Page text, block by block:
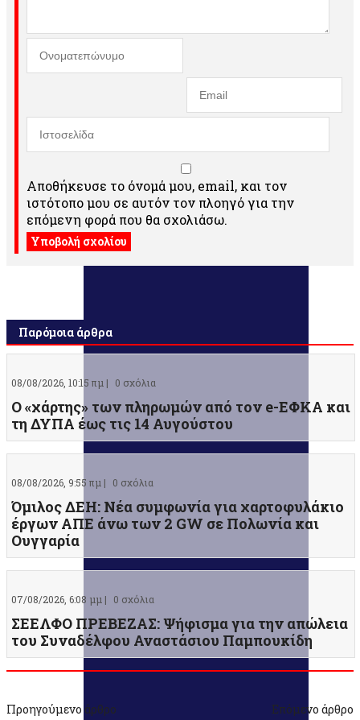
Αποθήκευσε το όνομά μου, email, και τον
ιστότοπο μου σε αυτόν τον πλοηγό για την
επόμενη φορά που θα σχολιάσω.
Παρόμοια άρθρα
08/08/2026, 10:15 πμ | 0 σχόλια
Ο «χάρτης» των πληρωμών από τον e-ΕΦΚΑ και
τη ΔΥΠΑ έως τις 14 Αυγούστου
08/08/2026, 9:55 πμ | 0 σχόλια
Όμιλος ΔΕΗ: Νέα συμφωνία για χαρτοφυλάκιο
έργων ΑΠΕ άνω των 2 GW σε Πολωνία και
Ουγγαρία
07/08/2026, 6:08 μμ | 0 σχόλια
ΣΕΕΛΦΟ ΠΡΕΒΕΖΑΣ: Ψήφισμα για την απώλεια
του Συναδέλφου Αναστάσιου Παμπουκίδη
Προηγούμενο άρθρο Επόμενο άρθρο